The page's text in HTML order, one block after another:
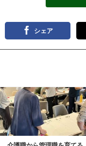
シェア
記